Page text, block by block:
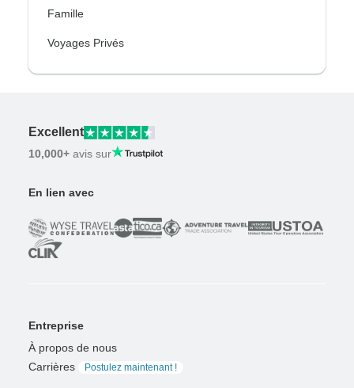
Famille
Voyages Privés
Excellent
10,000+ avis sur
En lien avec
Entreprise
À propos de nous
Carrières
Postulez maintenant !